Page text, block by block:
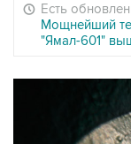
Есть
Мощнейший
"Ямал-601"